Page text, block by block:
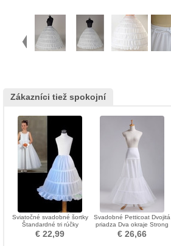
Zákazníci tiež spokojní
Sviatočné svadobné šortky
Štandardné tri rúčky
Elastický pás Polyester taft
€ 22,99
Svadobné Petticoat Dvojitá
priadza Dva okraje Strong
Net Perimeter Korzet
€ 26,66